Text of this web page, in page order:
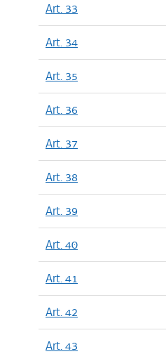
Art. 33
Art. 34
Art. 35
Art. 36
Art. 37
Art. 38
Art. 39
Art. 40
Art. 41
Art. 42
Art. 43